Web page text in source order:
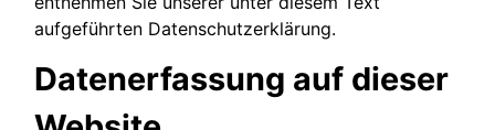
aufgeführten Datenschutzerklärung.
Datenerfassung auf dieser